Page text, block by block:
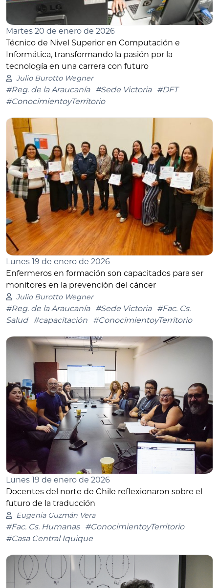
Martes 20 de enero de 2026
Técnico de Nivel Superior en Computación e
Informática, transformando la pasión por la
tecnología en una carrera con futuro
Julio Burotto Wegner
#Reg. de la Araucanía #Sede Victoria
#DFT
#ConocimientoyTerritorio
Lunes 19 de enero de 2026
Enfermeros en formación son capacitados para ser
monitores en la prevención del cáncer
Julio Burotto Wegner
#Reg. de la Araucanía #Sede Victoria
#Fac. Cs.
Salud
#capacitación #ConocimientoyTerritorio
Lunes 19 de enero de 2026
Docentes del norte de Chile reflexionaron sobre el
futuro de la traducción
Eugenia Guzmán Vera
#Fac. Cs. Humanas
#ConocimientoyTerritorio
#Casa Central Iquique